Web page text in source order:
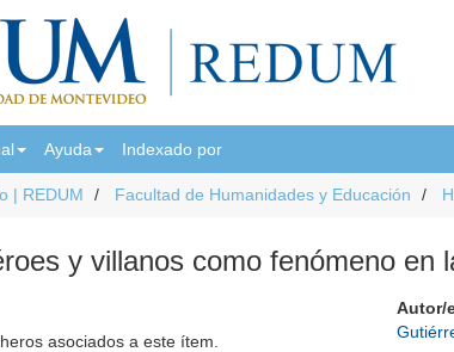
Ayuda Indexado por
| REDUM Facultad de Humanidades y Educación
y villanos como fenómeno en
asociados a este ítem.
Autor/